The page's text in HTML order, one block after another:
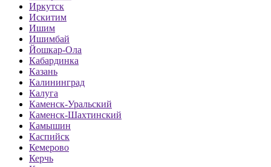
Иркутск
Искитим
Ишим
Ишимбай
Йошкар-Ола
Кабардинка
Казань
Калининград
Калуга
Каменск-Уральский
Каменск-Шахтинский
Камышин
Каспийск
Кемерово
Керчь